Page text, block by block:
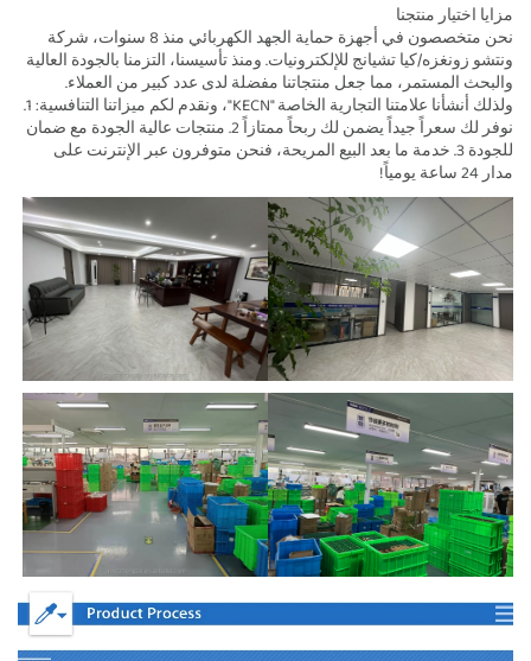
مزايا اختيار منتجنا
نحن متخصصون في أجهزة حماية الجهد الكهربائي منذ 8 سنوات، شركة
ونتشو زونغزه/كيا تشيانج للإلكترونيات. ومنذ تأسيسنا، التزمنا بالجودة العالية
والبحث المستمر، مما جعل منتجاتنا مفضلة لدى عدد كبير من العملاء.
ولذلك أنشأنا علامتنا التجارية الخاصة "KECN"، ونقدم لكم ميزاتنا التنافسية: 1.
نوفر لك سعراً جيداً يضمن لك ربحاً ممتازاً 2. منتجات عالية الجودة مع ضمان
للجودة 3. خدمة ما بعد البيع المريحة، فنحن متوفرون عبر الإنترنت على
مدار 24 ساعة يومياً!